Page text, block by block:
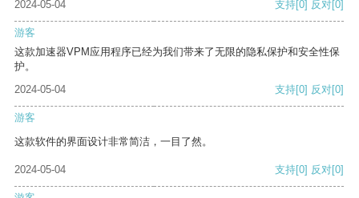
2024-05-04
支持[0] 反对[0]
游客
这款加速器VPM应用程序已经为我们带来了无限的隐私保护和安全性保
护。
2024-05-04
支持[0] 反对[0]
游客
这款软件的界面设计非常简洁，一目了然。
2024-05-04 支持[0] 反对[0]